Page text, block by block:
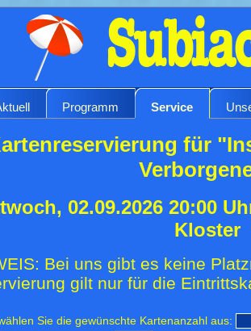
Programm Service
für
02.09.2026 20:00
Kloster
Bei uns gibt es keine
gilt nur für die
Sie die gewünschte Kartenanzahl aus: